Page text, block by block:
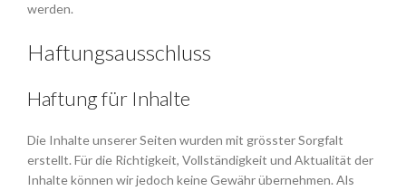
werden.
Haftungsausschluss
Haftung für Inhalte
Die Inhalte unserer Seiten wurden mit grösster Sorgfalt
erstellt. Für die Richtigkeit, Vollständigkeit und Aktualität der
Inhalte können wir jedoch keine Gewähr übernehmen. Als